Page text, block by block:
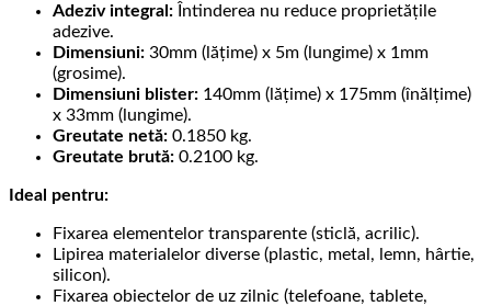
Adeziv integral: Întinderea nu reduce proprietățile
adezive.
Dimensiuni: 30mm (lățime) x 5m (lungime) x 1mm
(grosime).
Dimensiuni blister: 140mm (lățime) x 175mm (înălțime)
x 33mm (lungime).
Greutate netă: 0.1850 kg.
Greutate brută: 0.2100 kg.
Ideal pentru:
Fixarea elementelor transparente (sticlă, acrilic).
Lipirea materialelor diverse (plastic, metal, lemn, hârtie,
silicon).
Fixarea obiectelor de uz zilnic (telefoane, tablete,